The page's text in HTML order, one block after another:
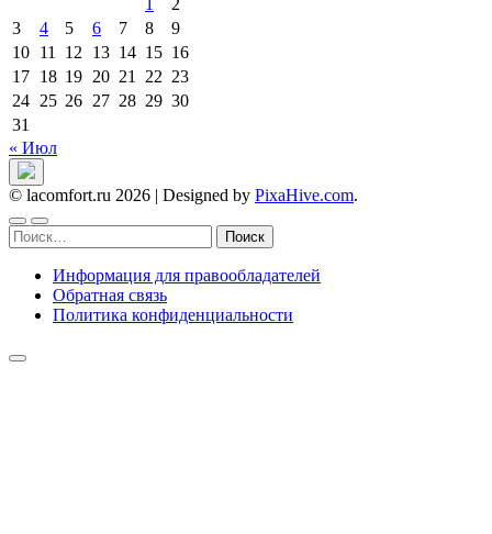
3
4 5 6 7 8
9
10 11 12 13 14 15 16
17 18 19 20 21 22 23
24 25 26 27 28 29 30
31
« Июл
© lacomfort.ru 2026 | Designed by PixaHive.com.
Найти:
Информация для правообладателей
Обратная связь
Политика конфиденциальности